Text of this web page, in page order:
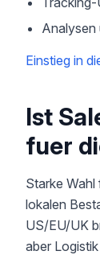
Analysen
Einstieg in
Ist
fuer
Starke
lokalen
US/EU/UK
aber